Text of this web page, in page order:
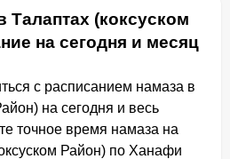
Талаптах (коксуском
на сегодня и месяц
с расписанием намаза в
на сегодня и весь
точное время намаза на
Район) по Ханафи